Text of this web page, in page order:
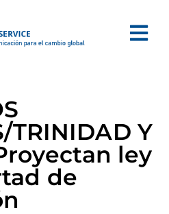
TRINIDAD Y
ley
de